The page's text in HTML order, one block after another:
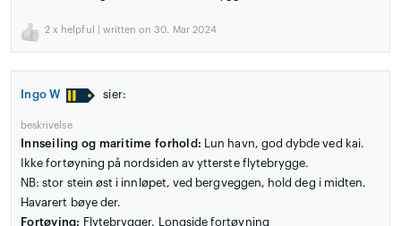
2 x helpful | written on 30. Mar 2024
Ingo W sier:
beskrivelse
Innseiling og maritime forhold: Lun havn, god dybde ved kai.
Ikke fortøyning på nordsiden av ytterste flytebrygge.
NB: stor stein øst i innløpet, ved bergveggen, hold deg i midten.
Havarert bøye der.
Fortøying: Flytebrygger. Longside fortøyning